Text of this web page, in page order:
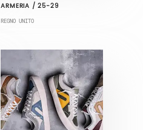
ARMERIA / 25-29
REGNO UNITO